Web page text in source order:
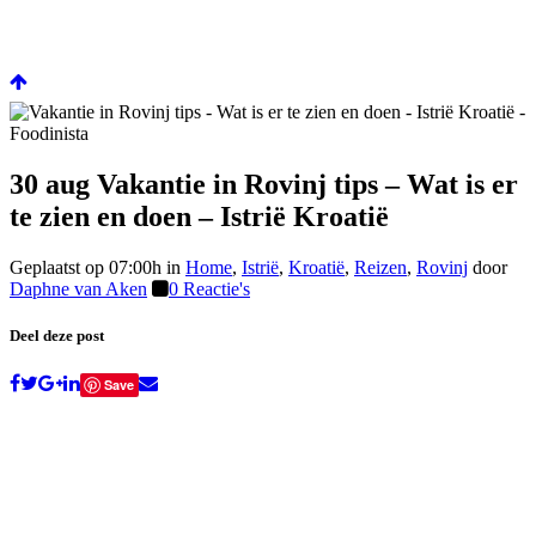
30 aug Vakantie in Rovinj tips – Wat is er
te zien en doen – Istrië Kroatië
Geplaatst op 07:00h in Home, Istrië, Kroatië, Reizen, Rovinj door
Daphne van Aken
0 Reactie's
Deel deze post
Save